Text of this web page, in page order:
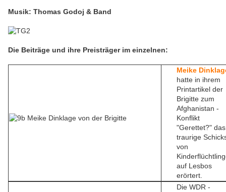
Musik: Thomas Godoj & Band
Die Beiträge und ihre Preisträger im einzelnen:
Meike
hatte in ihrem
Printartikel der
Brigitte zum
Afghanistan -
Konflikt
"Gerettet?" das
traurige
von
auf Lesbos
erörtert.
Die WDR -